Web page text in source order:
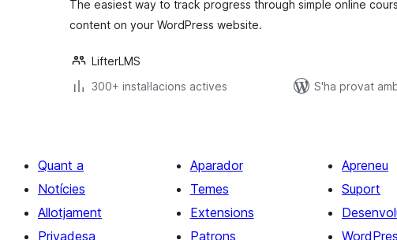
The easiest way to track progress through simple online
content on your WordPress website.
LifterLMS
300+ instal·lacions actives
S'ha provat
Quant a
Notícies
Allotjament
Privadesa
Aparador
Temes
Extensions
Patrons
Apreneu
Suport